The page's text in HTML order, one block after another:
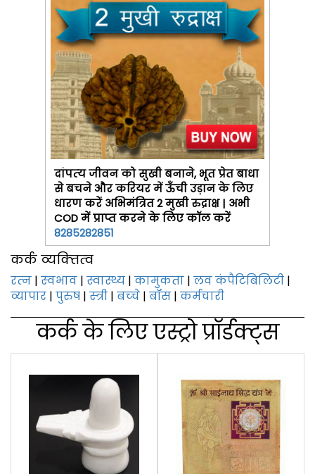
दांपत्‍य जीवन को सुखी बनाने, भूत प्रेत बाधा
से बचने और करियर में ऊँची उड़ान के लिए
धारण करें अभिमंत्रित 2 मुखी रुद्राक्ष | अभी
COD में प्राप्त करने के लिए कॉल करें
8285282851
कर्क व्‍यक्‍तित्‍व
रत्‍न | स्‍वभाव | स्वास्थ्य | कामुकता | लव कंपैटिबिलिटी |
व्यापार | पुरुष | स्‍त्री | बच्‍चे | बॉस | कर्मचारी
कर्क के लिए एस्‍ट्रो प्रॉर्डक्‍ट्स